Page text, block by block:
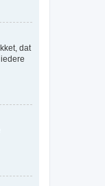
dat